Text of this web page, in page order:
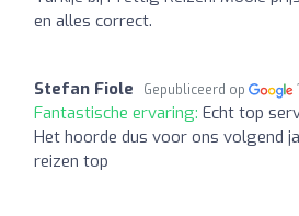
en alles correct.
Stefan Fiole Gepubliceerd op
Fantastische ervaring: Echt top
Het hoorde dus voor ons volgend
reizen top